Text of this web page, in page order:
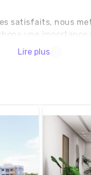
satisfaits, nous
une importance
de constructions les
qualité.
Lire plus